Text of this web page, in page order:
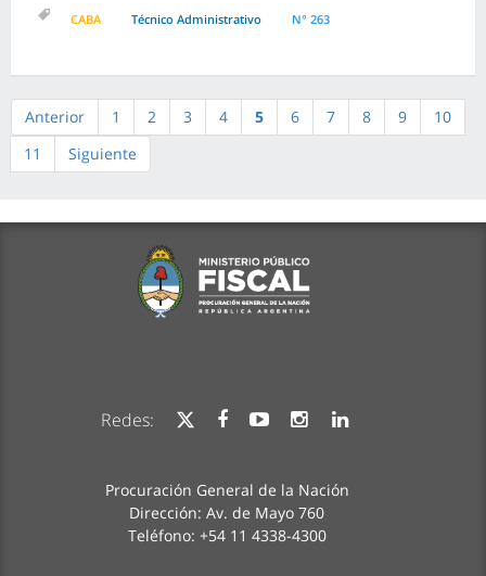
CABA Técnico Administrativo N° 263
Anterior 1 2 3 4 5 6 7 8 9
10
11
Siguiente
Redes:
Procuración General de la Nación
Dirección: Av. de Mayo 760
Teléfono: +54 11 4338-4300